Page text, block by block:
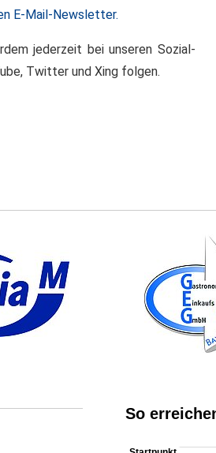
E-Mail-Newsletter.
jederzeit bei unseren Sozial-
Twitter und Xing folgen.